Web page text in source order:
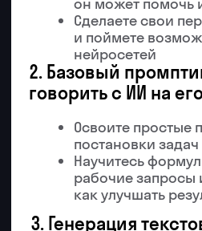
материалов
Чему вы научитесь
Инструменты, которые
вы изучите